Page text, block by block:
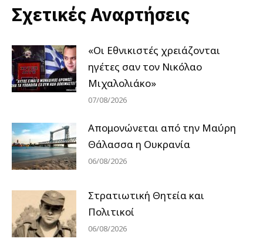
Σχετικές Αναρτήσεις
«Οι Εθνικιστές χρειάζονται
ηγέτες σαν τον Νικόλαο
Μιχαλολιάκο»
07/08/2026
Απομονώνεται από την Μαύρη
Θάλασσα η Ουκρανία
06/08/2026
Στρατιωτική Θητεία και
Πολιτικοί
06/08/2026